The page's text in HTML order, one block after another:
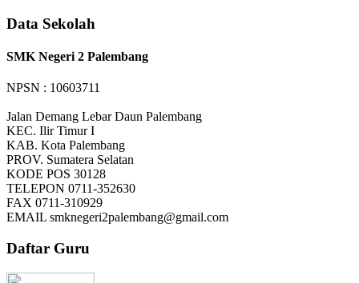
Data Sekolah
SMK Negeri 2 Palembang
NPSN : 10603711
Jalan Demang Lebar Daun Palembang
KEC. Ilir Timur I
KAB. Kota Palembang
PROV. Sumatera Selatan
KODE POS 30128
TELEPON 0711-352630
FAX 0711-310929
EMAIL smknegeri2palembang@gmail.com
Daftar Guru